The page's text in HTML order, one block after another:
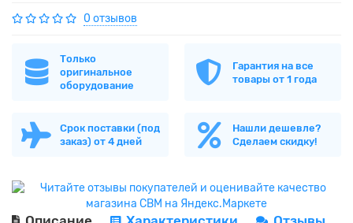
0 отзывов
Только
оригинальное
оборудование
Гарантия на все
товары от 1 года
Срок поставки (под
заказ) от 4 дней
Нашли дешевле?
Сделаем скидку!